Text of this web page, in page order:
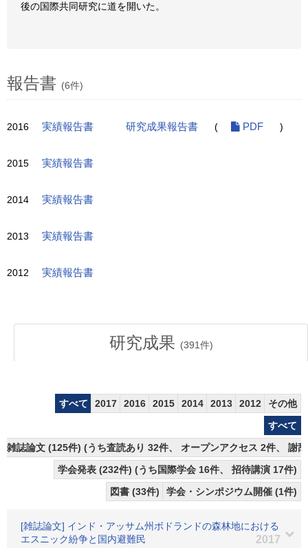
後の国際共同研究に道を開いた。
報告書 (6件)
2016 実績報告書 研究成果報告書 ( PDF )
2015 実績報告書
2014 実績報告書
2013 実績報告書
2012 実績報告書
研究成果 (391件)
すべて 2017 2016 2015 2014 2013 2012
その他
すべて
雑誌論文 (125件) (うち査読あり 32件、 オープンアクセス 2件、 謝
学会発表 (232件) (うち国際学会 16件、 招待講演 17件)
図書 (33件)
学会・シンポジウム開催 (1件)
[雑誌論文] インド・アッサム州ボドランドの森林地における
エスニック紛争と国内避難民
2017